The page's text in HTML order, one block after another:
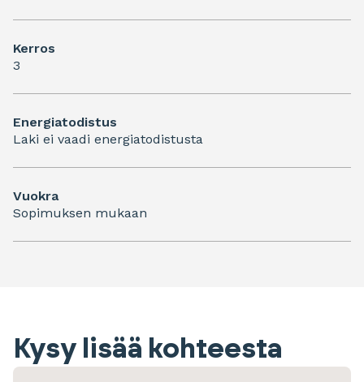
Kerros
3
Energiatodistus
Laki ei vaadi energiatodistusta
Vuokra
Sopimuksen mukaan
Kysy lisää kohteesta